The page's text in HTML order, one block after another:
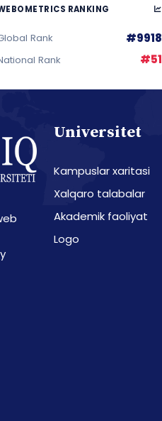
RANKING
Rank #9918
Rank #51
Universitet
Kampuslar xaritasi
Xalqaro talabalar
Akademik faoliyat
Logo